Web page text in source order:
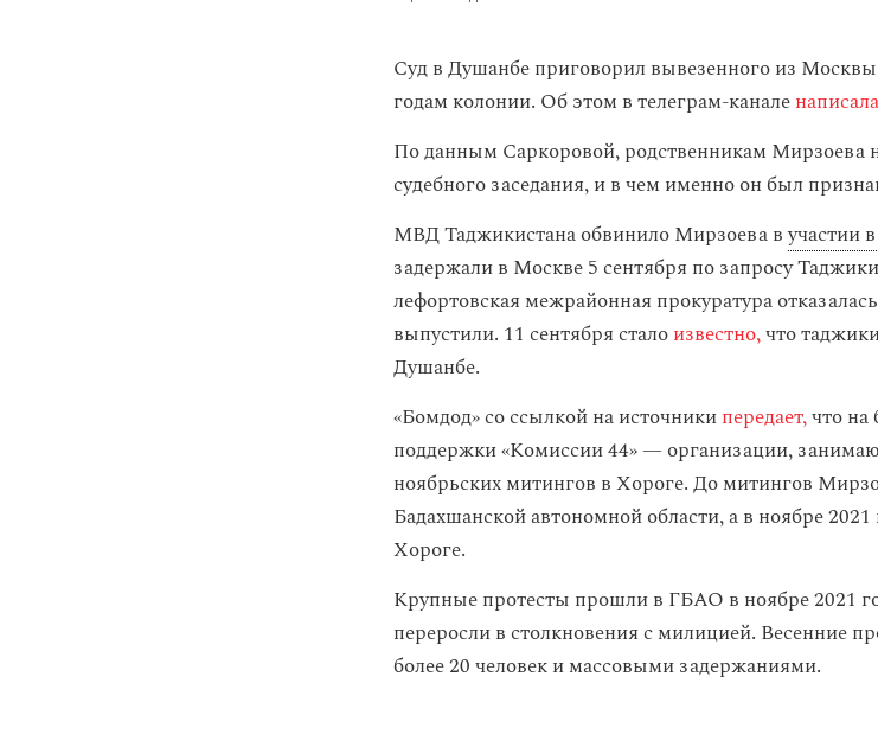
Суд в Душанбе приговорил вывезенного из
годам колонии. Об этом в телеграм-каналенаписала
По данным Саркоровой, родственникам Мирзоева
судебного заседания, и в чем именно он был
МВД Таджикистана обвинило Мирзоева вучастии
задержали в Москве 5 сентября по запросу
лефортовская межрайонная прокуратура
выпустили. 11 сентября сталоизвестно,что
Душанбе.
«Бомдод» со ссылкой на источникипередает,что на
поддержки «Комиссии 44» — организации,
ноябрьских митингов в Хороге. До митингов
Бадахшанской автономной области, а в ноябре
Хороге.
Крупные протесты прошли в ГБАО в ноябре 2021
переросли в столкновения с милицией. Весенние
более 20 человек и массовыми задержаниями.